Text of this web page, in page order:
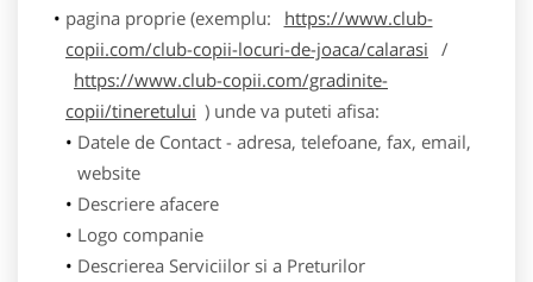
pagina proprie (exemplu:
https://www.club-
copii.com/club-copii-locuri-de-joaca/calarasi /
https://www.club-copii.com/gradinite-
copii/tineretului ) unde va puteti afisa:
Datele de Contact - adresa, telefoane, fax, email,
website
Descriere afacere
Logo companie
Descrierea Serviciilor si a Preturilor